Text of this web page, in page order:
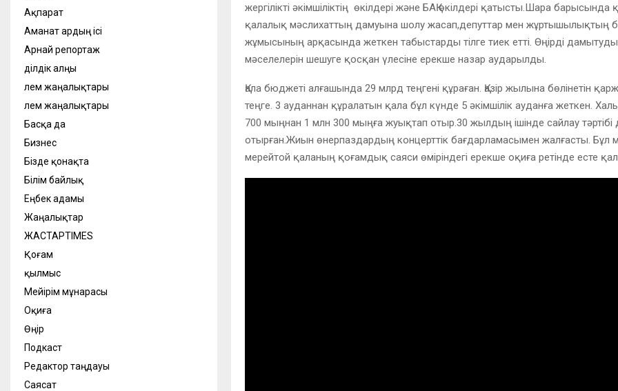
жергілікті әкімшіліктің өкілдері және БАҚ өкілдері қатысты.Шара
қалалық мәслихаттың дамуына шолу жасап,депуттар мен жұртышылықтың
жұмысының арқасында жеткен табыстарды тілге тиек етті. Өңірді дамытудың
мәселелерін шешуге қосқан үлесіне ерекше назар аударылды.
Қала бюджеті алғашында 29 млрд теңгені құраған. Қазір жылына бөлінетін
теңге. 3 ауданнан құралатын қала бұл күнде 5 әкімшілік ауданға жеткен.
700 мыңнан 1 млн 300 мыңға жуықтап отыр.30 жылдың ішінде сайлау тәртібі
отырған.Жиын өнерпаздардың концерттік бағдарламасымен жалғасты. Бұл
мерейтой қаланың қоғамдық саяси өміріндегі ерекше оқиға ретінде есте
Ақпарат
Аманат ардың ісі
Арнай репортаж
Әділдік алңы
Әлем жаңалықтары
Әлем жаңалықтары
Басқа да
Бизнес
Бізде қонақта
Білім байлық
Еңбек адамы
Жаңалықтар
ЖАСТАРTIMES
Қоғам
қылмыс
Мейірім мұнарасы
Оқиға
Өңір
Подкаст
Редактор таңдауы
Саясат